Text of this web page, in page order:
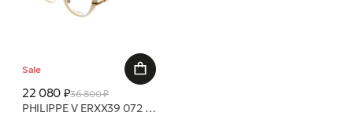
Sale
22 080 ₽36 800 ₽
PHILIPPE V ERXX39 072 55 17 оправа